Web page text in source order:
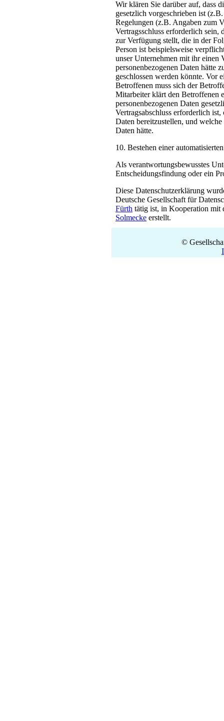
Wir klären Sie darüber auf, dass
gesetzlich vorgeschrieben ist
Regelungen (z.B. Angaben zum
Vertragsschluss erforderlich sein,
zur Verfügung stellt, die in der
Person ist beispielsweise
unser Unternehmen mit ihr einen
personenbezogenen Daten hätte
geschlossen werden könnte. Vor
Betroffenen muss sich der
Mitarbeiter klärt den Betroffenen
personenbezogenen Daten
Vertragsabschluss erforderlich
Daten bereitzustellen, und
Daten hätte.
10. Bestehen einer
Als verantwortungsbewusstes
Entscheidungsfindung oder ein
Diese Datenschutzerklärung
Deutsche Gesellschaft für
Fürth tätig ist, in Kooperation mit
Solmecke erstellt.
©